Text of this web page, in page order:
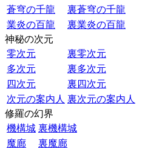
蒼穹の千龍
裏蒼穹の千龍
業炎の百龍
裏業炎の百龍
神秘の次元
零次元
裏零次元
多次元
裏多次元
四次元
裏四次元
次元の案内人 裏次元の案内人
修羅の幻界
機構城 裏機構城
魔廊
裏魔廊